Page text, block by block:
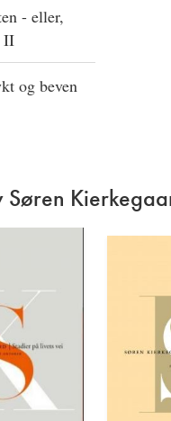
- eller,
II
og beven
Søren